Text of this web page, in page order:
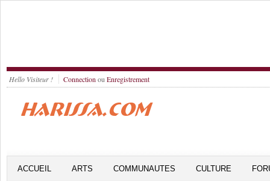
Hello Visiteur ! Connection ou Enregistrement
ACCUEIL ARTS COMMUNAUTES CULTURE